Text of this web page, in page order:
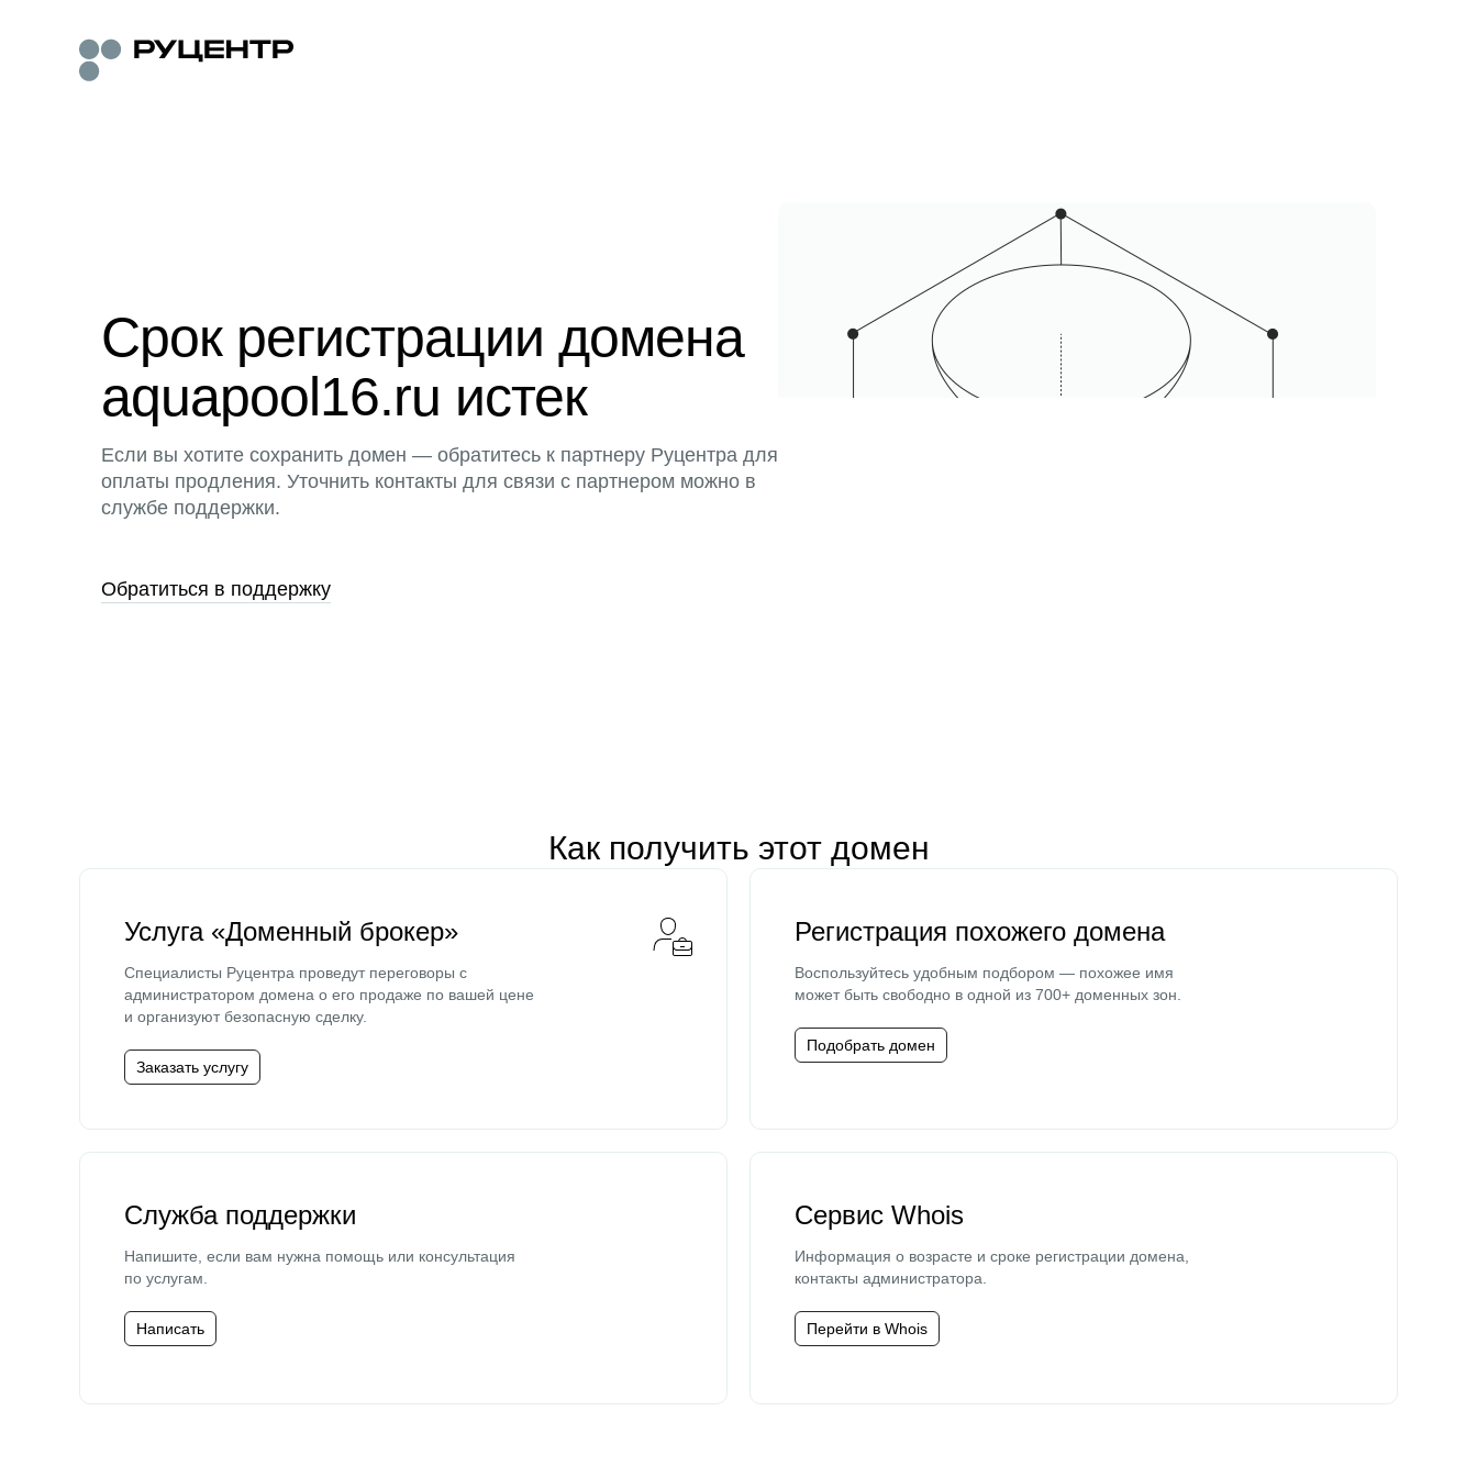
Срок регистрации домена
aquapool16.ru истек
Если вы хотите сохранить домен — обратитесь к партнеру Руцентра для
оплаты продления. Уточнить контакты для связи с партнером можно в
службе поддержки.
Обратиться в поддержку
Как получить этот домен
Услуга «Доменный брокер»
Специалисты Руцентра проведут переговоры с
администратором домена о его продаже по вашей цене
и организуют безопасную сделку.
Заказать услугу
Регистрация похожего домена
Воспользуйтесь удобным подбором — похожее имя
может быть свободно в одной из 700+ доменных зон.
Подобрать домен
Служба поддержки
Напишите, если вам нужна помощь или консультация
по услугам.
Написать
Сервис Whois
Информация о возрасте и сроке регистрации домена,
контакты администратора.
Перейти в Whois